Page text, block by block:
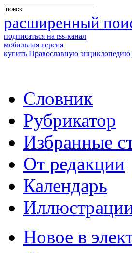
расширенный
подписаться на rss-канал
мобильная версия
купить Православную энциклопедию
Словник
Рубрикатор
Избранные
От редакции
Календарь
Новое в